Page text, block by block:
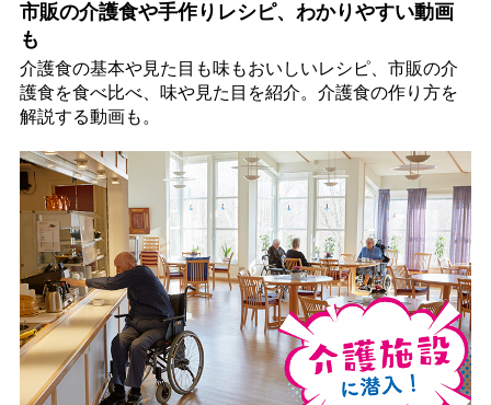
市販の介護食や手作りレシピ、わかりやすい動画
も
介護食の基本や見た目も味もおいしいレシピ、市販の介
護食を食べ比べ、味や見た目を紹介。介護食の作り方を
解説する動画も。